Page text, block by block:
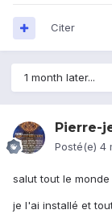
Citer
1 month later...
Pierre-
Posté(e) 4
salut tout le monde
je l'ai installé et